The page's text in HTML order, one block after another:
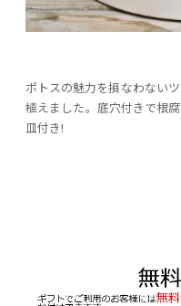
ポトスの魅力を損なわない
植えました。底穴付きで根
皿付き!